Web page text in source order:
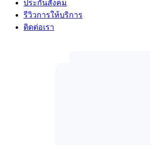
ประกันสังคม
รีวิวการให้บริการ
ติดต่อเรา